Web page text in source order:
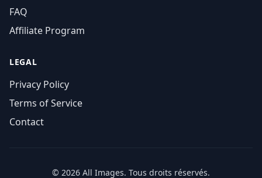
FAQ
Affiliate Program
LEGAL
Privacy Policy
Terms of Service
Contact
© 2026 All Images. Tous droits réservés.